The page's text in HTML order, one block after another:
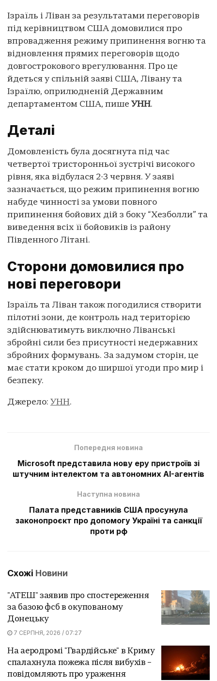
Ізраїль і Ліван за результатами переговорів
під керівництвом США домовилися про
впровадження режиму припинення вогню та
відновлення прямих переговорів щодо
довгострокового врегулювання. Про це
йдеться у спільній заяві США, Лівану та
Ізраїлю, оприлюдненій Державним
департаментом США, пише УНН.
Деталі
Домовленість була досягнута під час
четвертої тристоронньої зустрічі високого
рівня, яка відбулася 2-3 червня. У заяві
зазначається, що режим припинення вогню
набуде чинності за умови повного
припинення бойових дій з боку “Хезболли” та
виведення всіх її бойовиків із району
Південного Літані.
Сторони домовилися про
нові переговори
Ізраїль та Ліван також погодилися створити
пілотні зони, де контроль над територією
здійснюватимуть виключно Ліванські
збройні сили без присутності недержавних
збройних формувань. За задумом сторін, це
має стати кроком до ширшої угоди про мир і
безпеку.
Джерело: УНН.
Попередня новина
Microsoft представила нову еру пристроїв зі
штучним інтелектом та автономних AI-агентів
Наступна новина
Палата представників США просунула
законопроєкт про допомогу Україні та санкції
проти рф
Схожі Новини
"АТЕШ" заявив про спостереження
за базою фсб в окупованому
Донецьку
7 СЕРПНЯ, 2026 / 07:27
На аеродромі "Гвардійське" в Криму
спалахнула пожежа після вибухів –
повідомляють про ураження